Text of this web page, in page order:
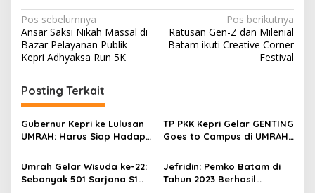
N
a
v
i
g
a
s
i
p
Pos sebelumnya
Ansar Saksi Nikah Massal di
Bazar Pelayanan Publik
Kepri Adhyaksa Run 5K
Pos berikutnya
Ratusan Gen-Z dan Milenial
Batam ikuti Creative Corner
Festival
Posting Terkait
Gubernur Kepri ke Lulusan
UMRAH: Harus Siap Hadapi
TP PKK Kepri Gelar GENTING
Goes to Campus di UMRAH,
Perubahan Cegah Stunting
Umrah Gelar Wisuda ke-22:
Sebanyak 501 Sarjana S1
Jefridin: Pemko Batam di
Tahun 2023 Berhasil